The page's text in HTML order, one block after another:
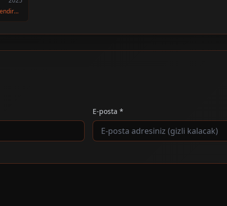
Mayor Winddancer (seslendirme)
E-posta *